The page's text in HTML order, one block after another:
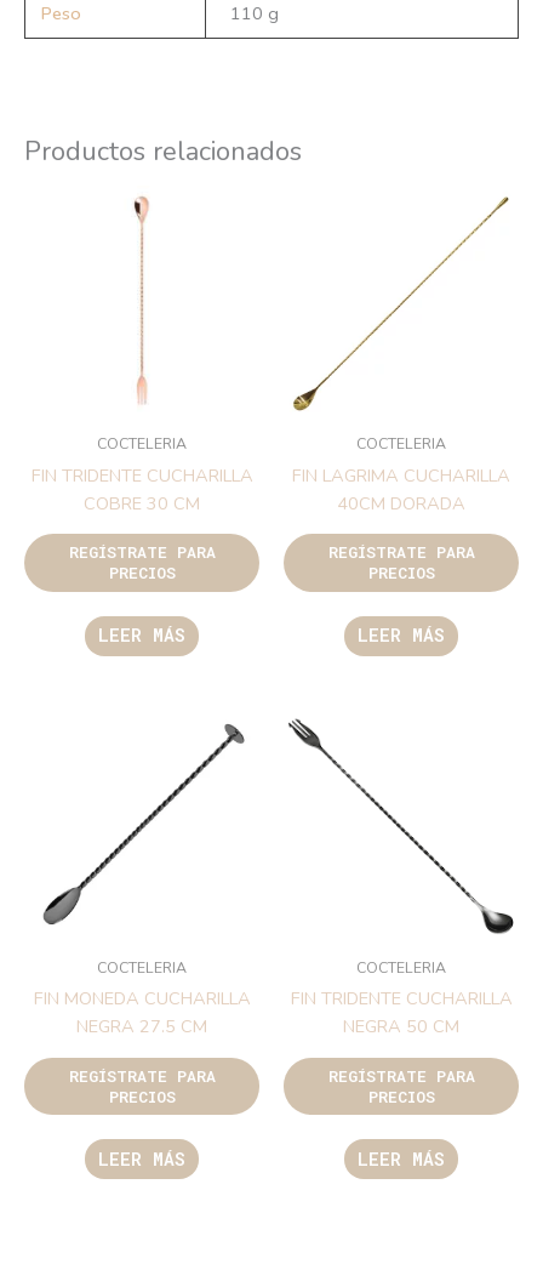
Peso 110 g
Productos relacionados
COCTELERIA
FIN TRIDENTE CUCHARILLA
COBRE 30 CM
REGÍSTRATE PARA
PRECIOS
LEER MÁS
COCTELERIA
FIN LAGRIMA CUCHARILLA
40CM DORADA
REGÍSTRATE PARA
PRECIOS
LEER MÁS
COCTELERIA
FIN MONEDA CUCHARILLA
NEGRA 27.5 CM
REGÍSTRATE PARA
PRECIOS
LEER MÁS
COCTELERIA
FIN TRIDENTE CUCHARILLA
NEGRA 50 CM
REGÍSTRATE PARA
PRECIOS
LEER MÁS